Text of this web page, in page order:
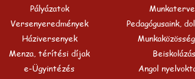
Pályázatok
Versenyeredmények
Háziversenyek
Menza, térítési díjak
e-Ügyintézés
Pedagógusaink,
Beiskolázás
Angol